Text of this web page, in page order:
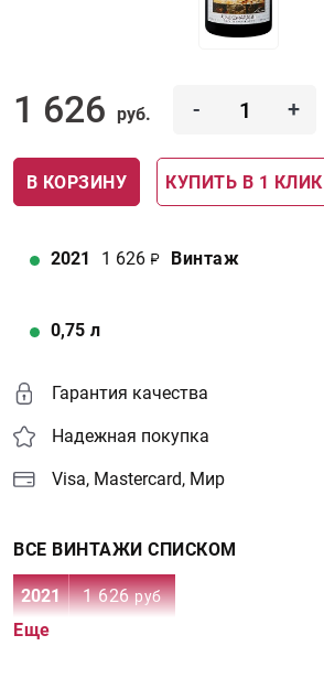
1 626 руб. - +
В КОРЗИНУ КУПИТЬ В 1 КЛИК
2021 1 626 Винтаж
0,75 л
Гарантия качества
Надежная покупка
Visa, Mastercard, Мир
ВСЕ ВИНТАЖИ СПИСКОМ
2021 1 626руб
Еще